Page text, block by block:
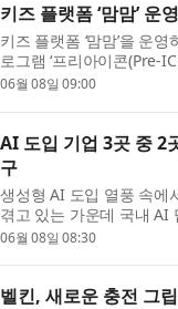
키즈 플랫폼 ‘맘맘’ 운
키즈 플랫폼 ‘맘맘’을 운
로그램 ‘프리아이콘(Pre-
트...
06월 08일 09:00
AI 도입 기업 3곳 중 2
구
생성형 AI 도입 열풍 속에
겪고 있는 가운데 국내
형 AI...
06월 08일 08:30
벨킨, 새로운 충전 그